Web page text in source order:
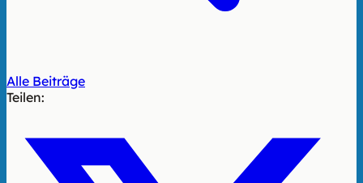
Alle Beiträge
Teilen: